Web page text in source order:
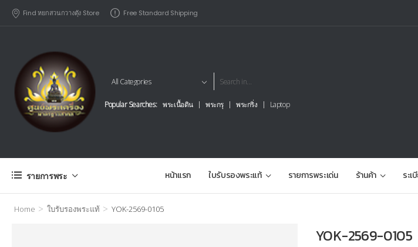
Find หยกสวนกวางตุัง Store Free Standard Shipping
Popular Searches: พระเนื้อดิน พระกรุ พระกริ่ง Laptop
รายการพระ หน้าแรก ใบรับรองพระแท้ รายการพระเด่น ร้านค้า ระเ
Home > ใบรับรองพระแท้ > YOK-2569-0105
YOK-2569-0105